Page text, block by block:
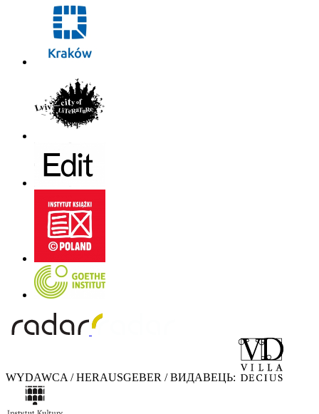
WYDAWCA / HERAUSGEBER / ВИДАВЕЦЬ: